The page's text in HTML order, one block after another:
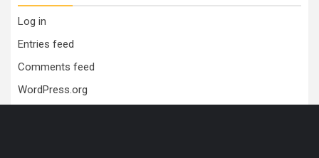
Log in
Entries feed
Comments feed
WordPress.org